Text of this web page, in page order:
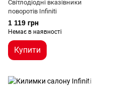
Світлодіодні вказівники
поворотів Infiniti
1 119 грн
Немає в наявності
Купити